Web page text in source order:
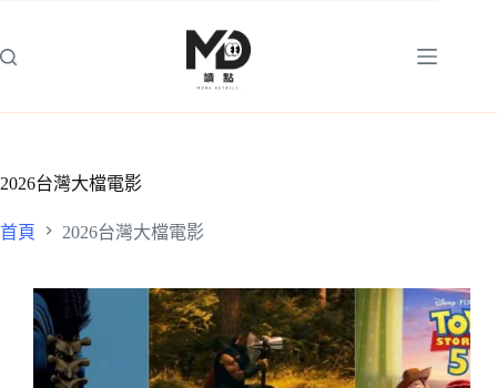
主
2026台灣大檔電影
首頁 2026台灣大檔電影